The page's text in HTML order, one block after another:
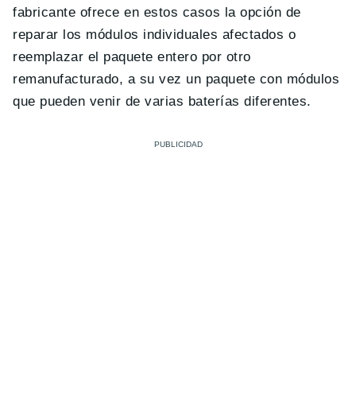
fabricante ofrece en estos casos la opción de
reparar los módulos individuales afectados o
reemplazar el paquete entero por otro
remanufacturado, a su vez un paquete con módulos
que pueden venir de varias baterías diferentes.